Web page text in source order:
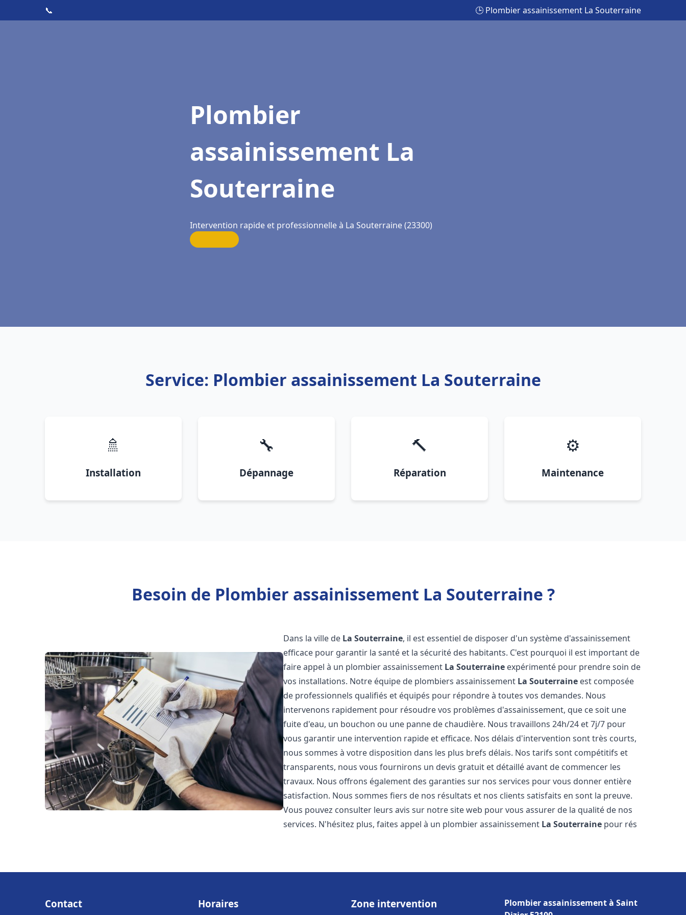
📞 🕒 Plombier assainissement La Souterraine
Plombier
assainissement La
Souterraine
Intervention rapide et professionnelle à La Souterraine (23300)
Service: Plombier assainissement La Souterraine
🚿
Installation
🔧
Dépannage
🔨
Réparation
⚙️
Maintenance
Besoin de Plombier assainissement La Souterraine ?
Dans la ville de La Souterraine, il est essentiel de disposer d'un système d'assainissement
efficace pour garantir la santé et la sécurité des habitants. C'est pourquoi il est important de
faire appel à un plombier assainissement La Souterraine expérimenté pour prendre soin de
vos installations. Notre équipe de plombiers assainissement La Souterraine est composée
de professionnels qualifiés et équipés pour répondre à toutes vos demandes. Nous
intervenons rapidement pour résoudre vos problèmes d'assainissement, que ce soit une
fuite d'eau, un bouchon ou une panne de chaudière. Nous travaillons 24h/24 et 7j/7 pour
vous garantir une intervention rapide et efficace. Nos délais d'intervention sont très courts,
nous sommes à votre disposition dans les plus brefs délais. Nos tarifs sont compétitifs et
transparents, nous vous fournirons un devis gratuit et détaillé avant de commencer les
travaux. Nous offrons également des garanties sur nos services pour vous donner entière
satisfaction. Nous sommes fiers de nos résultats et nos clients satisfaits en sont la preuve.
Vous pouvez consulter leurs avis sur notre site web pour vous assurer de la qualité de nos
services. N'hésitez plus, faites appel à un plombier assainissement La Souterraine pour rés
Contact Horaires Zone intervention
Plombier assainissement à Saint